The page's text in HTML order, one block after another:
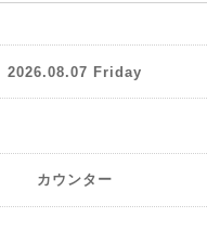
2026.08.07 Friday
カウンター